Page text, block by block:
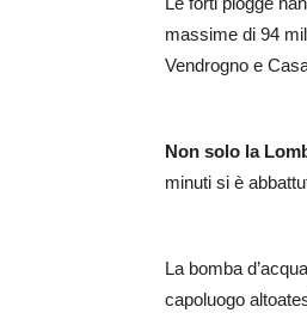
massime di 94
Vendrogno e
Non solo la
minuti si è
La bomba
capoluogo